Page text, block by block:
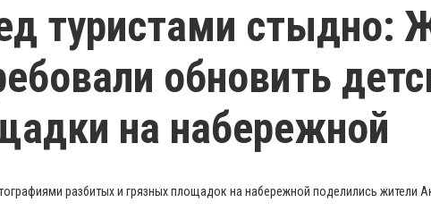
туристами стыдно:
обновить
на набережной
разбитых и грязных площадок на набережной поделились жители